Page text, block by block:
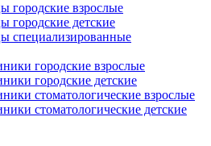
городские взрослые
городские детские
специализированные
городские взрослые
городские детские
стоматологические взрослые
стоматологические детские